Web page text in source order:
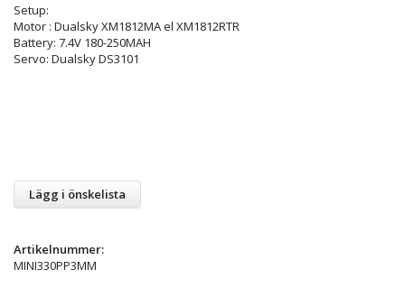
Setup:
Motor : Dualsky XM1812MA el XM1812RTR
Battery: 7.4V 180-250MAH
Servo: Dualsky DS3101
Lägg i önskelista
Artikelnummer:
MINI330PP3MM